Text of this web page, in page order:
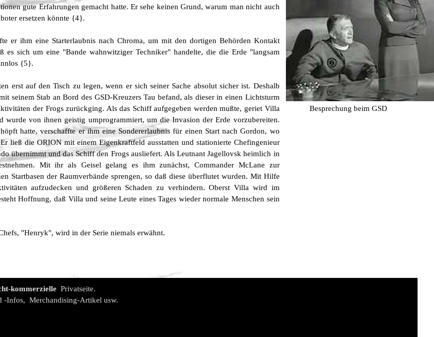
gute Erfahrungen gemacht hatte. Er sehe keinen Grund, warum man nicht auch
ersetzen könnte {4}.
er ihm eine Starterlaubnis nach Chroma, um mit den dortigen Behörden Kontakt
es sich um eine "Bande wahnwitziger Techniker" handelte, die die Erde "langsam
{5}.
erst auf den Tisch zu legen, wenn er sich seiner Sache absolut sicher ist. Deshalb
seinem Stab an Bord des GSD-Kreuzers Tau befand, als dieser in einen Lichtsturm
der Frogs zurückging. Als das Schiff aufgegeben werden mußte, geriet Villa
wurde von ihnen geistig umprogrammiert, um die Invasion der Erde vorzubereiten.
hatte, verschaffte er ihm eine Sondererlaubnis für einen Start nach Gordon, wo
ließ die ORION mit einem Eigenkraftfeld ausstatten und stationierte Chefingenieur
übernimmt und das Schiff den Frogs ausliefert. Als Leutnant Jagellovsk heimlich in
Mit ihr als Geisel gelang es ihm zunächst, Commander McLane zur
Startbasen der Raumverbände sprengen, so daß diese überflutet wurden. Mit Hilfe
aufzudecken und größeren Schaden zu verhindern. Oberst Villa wird im
Hoffnung, daß Villa und seine Leute eines Tages wieder normale Menschen sein
"Henryk", wird in der Serie niemals erwähnt.
Besprechung beim GSD
kommerzielle Privatseite.
-Infos, Merchandising-Artikel usw.